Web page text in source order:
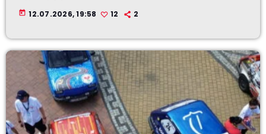
today 12.07.2026, 19:58 12 2